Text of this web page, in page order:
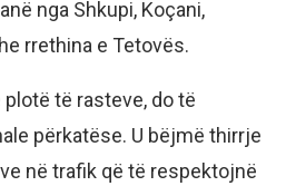
nga Shkupi, Koçani,
rrethina e Tetovës.
të rasteve, do të
përkatëse. U bëjmë thirrje
në trafik që të respektojnë